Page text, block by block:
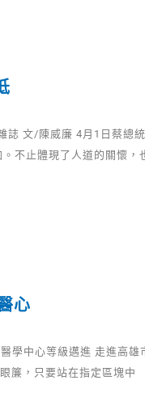
誌 文/陳威廉 4月1日蔡總
不止體現了人道的關懷，
心
中心等級邁進 走進高雄
簾，只要站在指定區塊中